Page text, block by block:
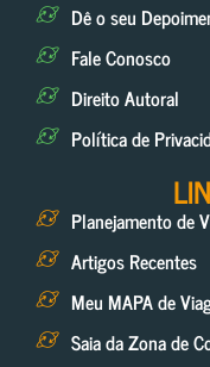
Dê o seu
Fale Conosco
Direito Autoral
Política de
Planejamento de
Artigos Recentes
Meu MAPA de
Saia da Zona de